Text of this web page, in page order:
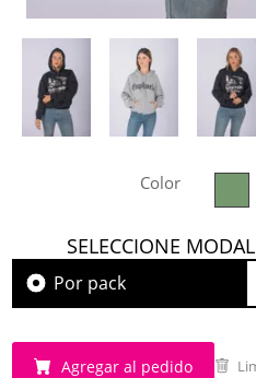
Color
SELECCIONE
Por pack
Agregar al pedido